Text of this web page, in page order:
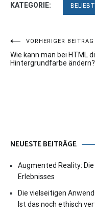
KATEGORIE: BELIEBT
VORHERIGER BEITRAG
Wie kann man bei HTML
Hintergrundfarbe ändern?
NEUESTE BEITRÄGE
Augmented Reality:
Erlebnisses
Die vielseitigen
Ist das noch ethisch